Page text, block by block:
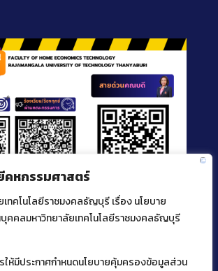
คหกรรมศาสตร์
เทคโนโลยีราชมงคลธัญบุรี เรื่อง นโยบาย
คลมหาวิทยาลัยเทคโนโลยีราชมงคลธัญบุรี
ให้มีประกาศกำหนดนโยบายคุ้มครองข้อมูลส่วน
ติดต่อคณะเทคโนโลยีคหกรรมศาสตร์